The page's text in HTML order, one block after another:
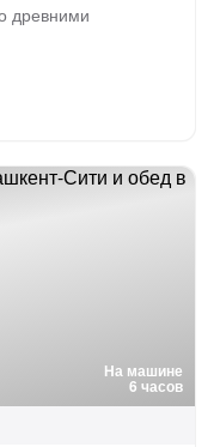
древними
На машине
6 часов